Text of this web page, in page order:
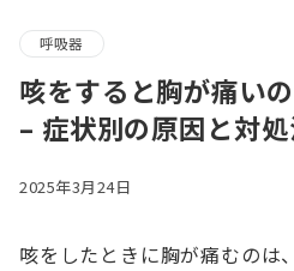
呼吸器
咳をすると胸が痛い
– 症状別の原因と対
2025年3月24日
咳をしたときに胸が痛むのは